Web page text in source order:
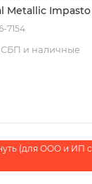
Metallic Impasto
7154
СБП и наличные
(для ООО и ИП с